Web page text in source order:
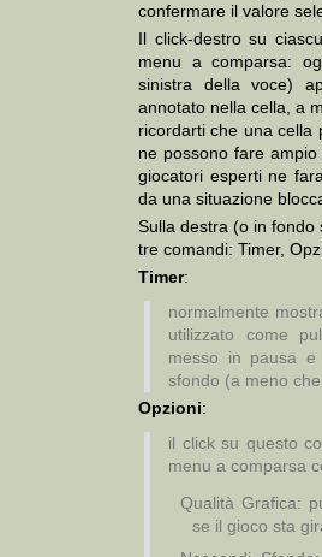
confermare il valore
Il click-destro su
menu a comparsa:
sinistra della voce)
annotato nella cella, a
ricordarti che una cella
ne possono fare
giocatori esperti ne
da una situazione
Sulla destra (o in fondo
tre comandi: Timer,
Timer:
normalmente
utilizzato come
messo in pausa e
sfondo (a meno
Opzioni:
il click su questo
menu a comparsa
Qualità Grafica:
se il gioco sta